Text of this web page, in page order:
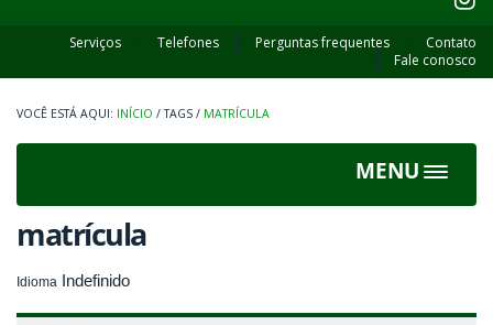
Serviços Telefones Perguntas frequentes
Contato
Fale conosco
INÍCIO / TAGS / MATRÍCULA
MENU
Toggle
matrícula
Idioma Indefinido